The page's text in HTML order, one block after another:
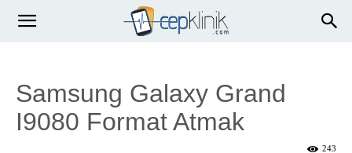
Samsung Galaxy Grand
I9080 Format Atmak
243